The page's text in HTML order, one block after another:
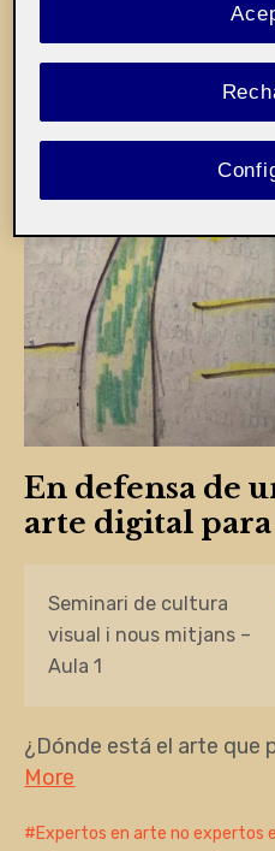
En defensa de
arte digital
Seminari de cultura
visual i nous mitjans –
Aula 1
¿Dónde está el arte que
More
Expertos en arte no expertos